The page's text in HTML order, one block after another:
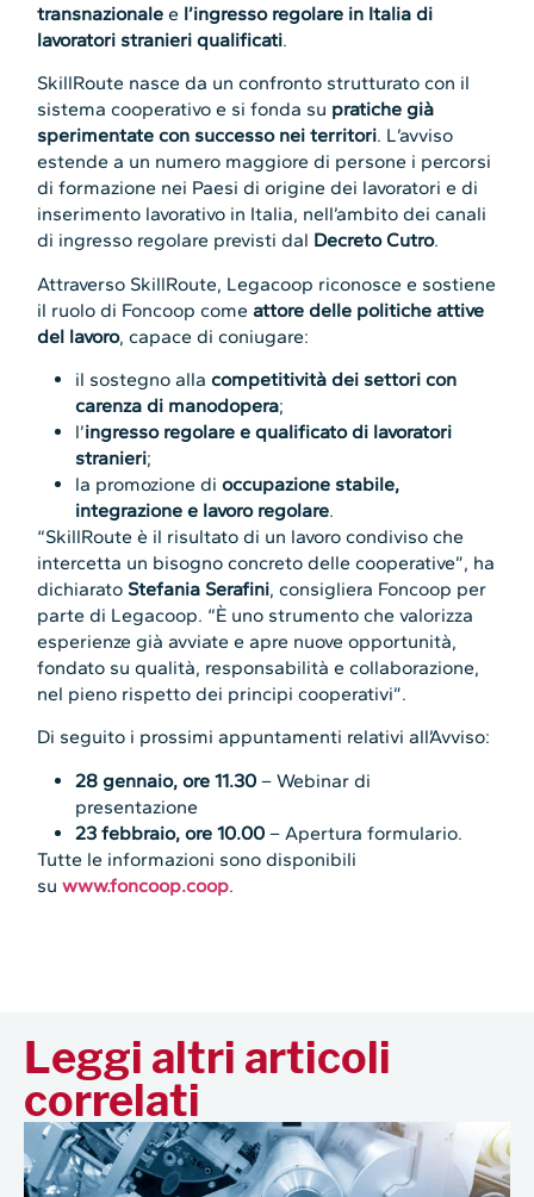
transnazionale e l’ingresso regolare in Italia di
lavoratori stranieri qualificati.
SkillRoute nasce da un confronto strutturato con il
sistema cooperativo e si fonda su pratiche già
sperimentate con successo nei territori. L’avviso
estende a un numero maggiore di persone i percorsi
di formazione nei Paesi di origine dei lavoratori e di
inserimento lavorativo in Italia, nell’ambito dei canali
di ingresso regolare previsti dal Decreto Cutro.
Attraverso SkillRoute, Legacoop riconosce e sostiene
il ruolo di Foncoop comeattore delle politiche attive
del lavoro, capace di coniugare:
il sostegno allacompetitività dei settori con
carenza di manodopera;
l’ingresso regolare e qualificato di lavoratori
stranieri;
la promozione dioccupazione stabile,
integrazione e lavoro regolare.
“SkillRoute è il risultato di un lavoro condiviso che
intercetta un bisogno concreto delle cooperative”, ha
dichiarato Stefania Serafini, consigliera Foncoop per
parte di Legacoop. “È uno strumento che valorizza
esperienze già avviate e apre nuove opportunità,
fondato su qualità, responsabilità e collaborazione,
nel pieno rispetto dei principi cooperativi”.
Di seguito i prossimi appuntamenti relativi all’Avviso:
28 gennaio, ore 11.30 – Webinar di
presentazione
23 febbraio, ore 10.00 – Apertura formulario.
Tutte le informazioni sono disponibili
suwww.foncoop.coop.
Leggi altri articoli
correlati